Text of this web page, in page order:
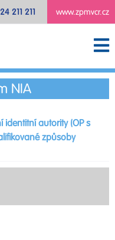
www.zpmvcr.cz
211 211
NIA
identitní autority (OP s
způsoby